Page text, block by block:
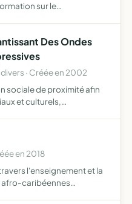
sur le
Des Ondes
· Créée en 2002
sociale de proximité afin
et culturels,
en 2018
l'enseignement et la
afro-caribéennes